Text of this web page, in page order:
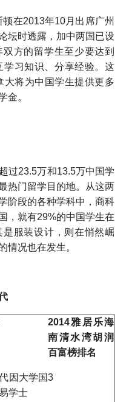
在2013年10月出席广州
坛时透露，加中两国已设
方的留学生至少要达到
学习知识、分享经验。这
将为中国学生提供更多
金。
过23.5万和13.5万中国学
热门留学目的地。从这两
阶段的各种学科中，商科
，就有29%的中国学生在
服装设计，则在悄然崛
情况也在发生。
2014雅居乐海
南清水湾胡润
百富榜排名
因大学国
学士
3